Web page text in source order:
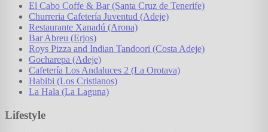
El Cabo Coffe & Bar (Santa Cruz de Tenerife)
Churreria Cafetería Juventud (Adeje)
Restaurante Xanadú (Arona)
Bar Abreu (Erjos)
Roys Pizza and Indian Tandoori (Costa Adeje)
Gocharepa (Adeje)
Cafetería Los Andaluces 2 (La Orotava)
Habibi (Los Cristianos)
La Hala (La Laguna)
Lifestyle